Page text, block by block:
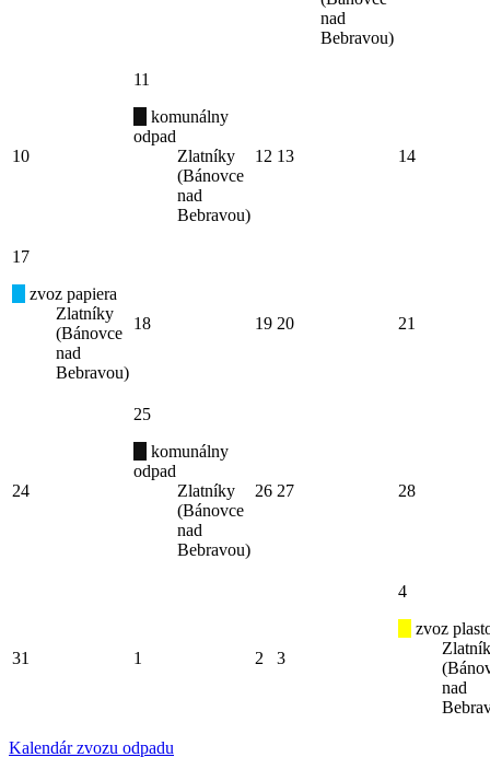
nad
Bebravou)
10
11
komunálny
odpad
Zlatníky
(Bánovce
nad
Bebravou)
12 13 14
17
zvoz papiera
Zlatníky
(Bánovce
nad
Bebravou)
18 19 20 21
24
25
komunálny
odpad
Zlatníky
(Bánovce
nad
Bebravou)
26 27 28
31 1 2 3
4
zvoz
nad
Kalendár zvozu odpadu